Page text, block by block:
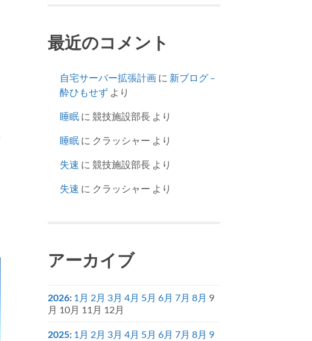
最近のコメント
自宅サーバー拡張計画 に 新ブログ –
酔ひもせず より
睡眠 に 競技施設部長 より
睡眠 に クラッシャー より
失速 に 競技施設部長 より
失速 に クラッシャー より
アーカイブ
2026: 1月 2月 3月 4月 5月 6月 7月 8月 9
月 10月 11月 12月
2025: 1月 2月 3月 4月 5月 6月 7月 8月 9